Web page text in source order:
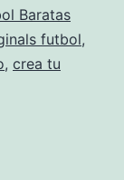
Baratas
futbol,
, crea tu